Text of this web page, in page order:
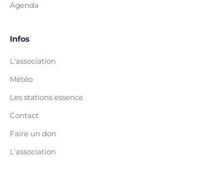
Agenda
Infos
L'association
Météo
Les stations essence
Contact
Faire un don
L'association